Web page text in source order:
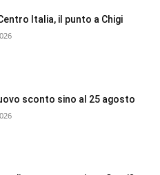
Italia, il punto a Chigi
sconto sino al 25 agosto